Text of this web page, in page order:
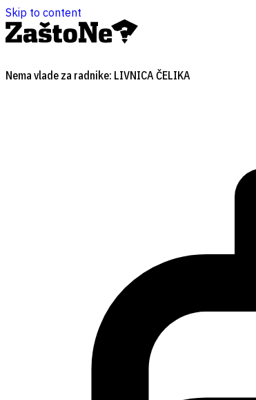
Skip to content
Nema vlade za radnike: LIVNICA ČELIKA